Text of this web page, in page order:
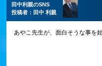
田中利親のSNS
投稿者： 田中 利親
あやこ先生が、面白そうな事を